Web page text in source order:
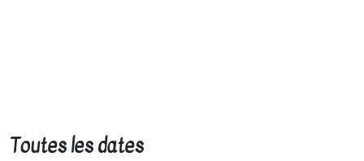
Toutes les dates